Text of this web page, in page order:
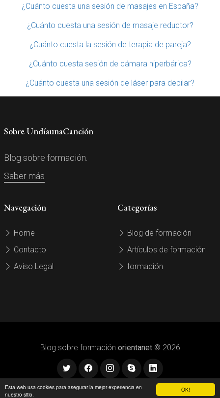
OK!
Esta web usa cookies para asegurar la mejor experiencia en
nuestro sitio.
¿Cuánto cuesta una sesión de masajes en España?
¿Cuánto cuesta una sesión de masaje reductor?
¿Cuánto cuesta la sesión de terapia de pareja?
¿Cuánto cuesta sesión de cámara hiperbárica?
¿Cuánto cuesta una sesión de láser para depilar?
Sobre UndíaunaCanción
Blog sobre formación.
Saber más
Navegación
Home
Contacto
Aviso Legal
Categorías
Blog de formación
Artículos de formación
formación
Blog sobre formación orientanet© 2026